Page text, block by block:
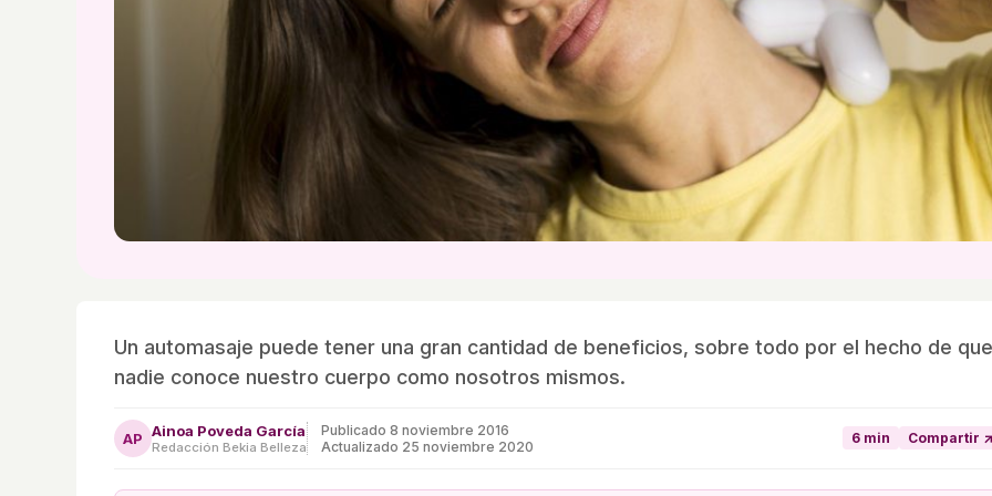
Un automasaje puede tener una gran cantidad de beneficios, sobre todo por el hecho de que
nadie conoce nuestro cuerpo como nosotros mismos.
AP Ainoa Poveda García
Redacción Bekia Belleza
Publicado 8 noviembre 2016
Actualizado 25 noviembre 2020
6 min Compartir ↗